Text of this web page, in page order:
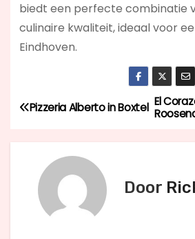
biedt een perfecte combinatie
culinaire kwaliteit, ideaal voor
Eindhoven.
B
e
El
Pizzeria Alberto in Boxtel
Door